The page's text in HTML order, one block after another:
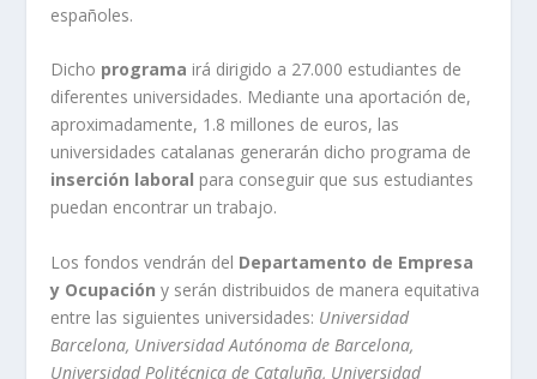
españoles.
Dicho programa irá dirigido a 27.000 estudiantes de
diferentes universidades. Mediante una aportación de,
aproximadamente, 1.8 millones de euros, las
universidades catalanas generarán dicho programa de
inserción laboral para conseguir que sus estudiantes
puedan encontrar un trabajo.
Los fondos vendrán del Departamento de Empresa
y Ocupación y serán distribuidos de manera equitativa
entre las siguientes universidades: Universidad
Barcelona, Universidad Autónoma de Barcelona,
Universidad Politécnica de Cataluña, Universidad